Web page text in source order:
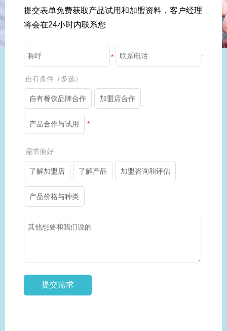
提交表单免费获取产品试用和加盟资料，客户经理
将会在24小时内联系您
* *
自有条件（多选）
自有餐饮品牌合作 加盟店合作
产品合作与试用 *
需求偏好
了解加盟店 了解产品 加盟咨询和评估
产品价格与种类